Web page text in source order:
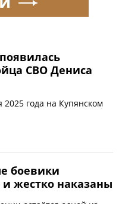
СВО Дениса
года на Купянском
боевики
жестко наказаны